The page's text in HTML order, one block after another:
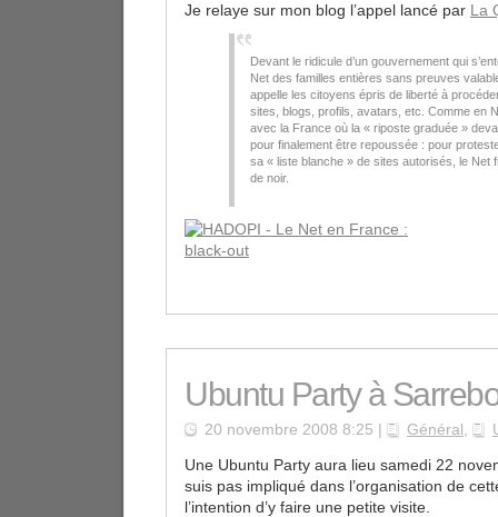
Je relaye sur mon blog l’appel lancé par La
Devant le ridicule d’un gouvernement qui
Net des familles entières sans preuves
appelle les citoyens épris de liberté à
sites, blogs, profils, avatars, etc. Comme en
avec la France où la « riposte graduée »
pour finalement être repoussée : pour
sa « liste blanche » de sites autorisés, le Net
de noir.
Ubuntu Party à
20 novembre 2008 8:25 | Général ,
Une Ubuntu Party aura lieu samedi 22
suis pas impliqué dans l’organisation de
l’intention d’y faire une petite visite.